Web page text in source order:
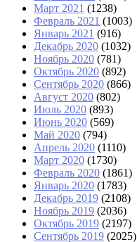
Март 2021 (1238)
Февраль 2021 (1003)
Январь 2021 (916)
Декабрь 2020 (1032)
Ноябрь 2020 (781)
Октябрь 2020 (892)
Сентябрь 2020 (866)
Август 2020 (802)
Июль 2020 (893)
Июнь 2020 (569)
Май 2020 (794)
Апрель 2020 (1110)
Март 2020 (1730)
Февраль 2020 (1861)
Январь 2020 (1783)
Декабрь 2019 (2108)
Ноябрь 2019 (2036)
Октябрь 2019 (2197)
Сентябрь 2019 (2025)